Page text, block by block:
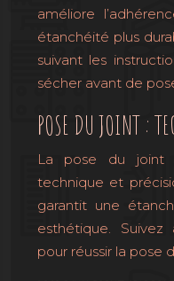
améliore
étanchéité plus
suivant les
sécher avant de
POSE DU JOINT :
La pose du joint
technique et
garantit une
esthétique.
pour réussir la pose